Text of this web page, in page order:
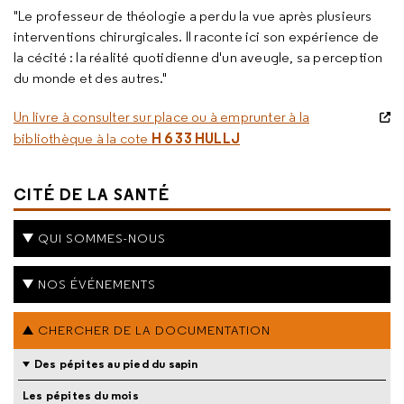
"Le professeur de théologie a perdu la vue après plusieurs
interventions chirurgicales. Il raconte ici son expérience de
la cécité : la réalité quotidienne d'un aveugle, sa perception
du monde et des autres."
Un livre à consulter sur place ou à emprunter à la
bibliothèque à la cote H 6 33 HULLJ
CITÉ DE LA SANTÉ
QUI SOMMES-NOUS
NOS ÉVÉNEMENTS
CHERCHER DE LA DOCUMENTATION
Des pépites au pied du sapin
Les pépites du mois